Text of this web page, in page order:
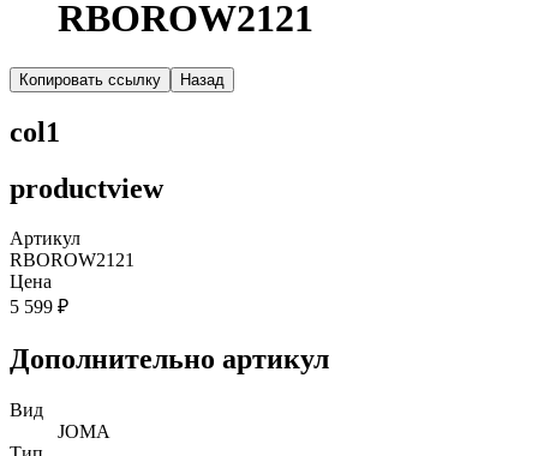
RBOROW2121
Копировать ссылку Назад
col1
productview
Артикул
RBOROW2121
Цена
5 599 ₽
Дополнительно артикул
Вид
JOMA